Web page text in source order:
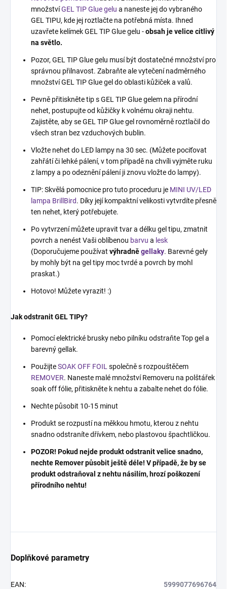
množstvíGEL TIP Glue gelu a naneste jej do vybraného
GEL TIPU, kde jej roztlačte na potřebná místa. Ihned
uzavřete kelímek GEL TIP Glue gelu -obsah je velice citlivý
na světlo.
Pozor, GEL TIP Glue gelu musí být dostatečné množství pro
správnou přilnavost. Zabraňte ale vytečení nadměrného
množství GEL TIP Glue gel do oblasti kůžiček a valů.
Pevně přitiskněte tip s GEL TIP Glue gelem na přírodní
nehet, postupujte od kůžičky k volnému okraji nehtu.
Zajistěte, aby se GEL TIP Glue gel rovnoměrně roztlačil do
všech stran bez vzduchových bublin.
Vložte nehet do LED lampy na 30 sec. (Můžete pociťovat
zahřátí či lehké pálení, v tom případě na chvíli vyjměte ruku
z lampy a po odeznění pálení ji znovu vložte do lampy).
TIP: Skvělá pomocnice pro tuto proceduru je MINI UV/LED
lampa BrillBird. Díky její kompaktní velikosti vytvrdíte přesně
ten nehet, který potřebujete.
Po vytvrzení můžete upravit tvar a délku gel tipu, zmatnit
povrch a nenést Vaši oblíbenou barvu a lesk
(Doporučujeme používat výhradněgellaky. Barevné gely
by mohly být na gel tipy moc tvrdé a povrch by mohl
praskat.)
Hotovo! Můžete vyrazit! :)
Jak odstranit GEL TIPy?
Pomocí elektrické brusky nebo pilníku odstraňte Top gel a
barevný gellak.
PoužijteSOAK OFF FOIL společně s rozpouštěčem
REMOVER. Naneste malé množství Removeru na polštářek
soak off fólie, přitiskněte k nehtu a zabalte nehet do fólie.
Nechte působit 10-15 minut
Produkt se rozpustí na měkkou hmotu, kterou z nehtu
snadno odstraníte dřívkem, nebo plastovou špachtličkou.
POZOR! Pokud nejde produkt odstranit velice snadno,
nechte Remover působit ještě déle! V případě, že by se
produkt odstraňoval z nehtu násilím, hrozí poškození
přírodního nehtu!
Doplňkové parametry
EAN: 5999077696764